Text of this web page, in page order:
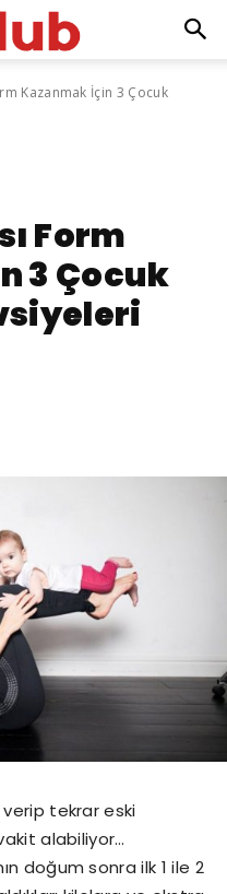
Kazanmak İçin 3 Çocuk
Form
3 Çocuk
tekrar eski
alabiliyor…
doğum sonra ilk 1 ile 2